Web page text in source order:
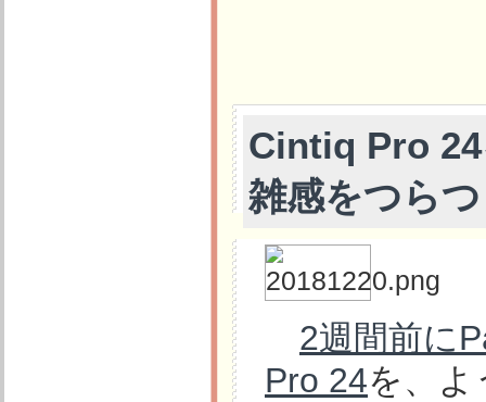
Cintiq Pro
雑感をつら
2週間前に
Pro 24を、よ